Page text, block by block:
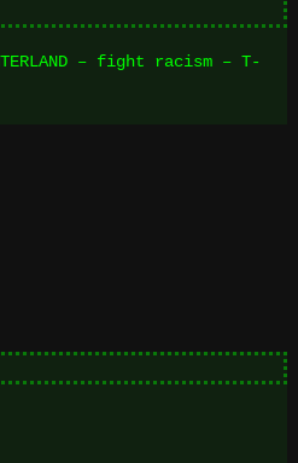
– fight racism – T-